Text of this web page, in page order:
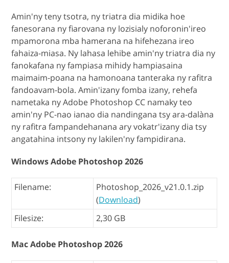
Amin'ny teny tsotra, ny triatra dia midika hoe
fanesorana ny fiarovana ny lozisialy noforonin'ireo
mpamorona mba hamerana na hifehezana ireo
fahaiza-miasa. Ny lahasa lehibe amin'ny triatra dia ny
fanokafana ny fampiasa mihidy hampiasaina
maimaim-poana na hamonoana tanteraka ny rafitra
fandoavam-bola. Amin'izany fomba izany, rehefa
nametaka ny Adobe Photoshop CC namaky teo
amin'ny PC-nao ianao dia nandingana tsy ara-dalàna
ny rafitra fampandehanana ary vokatr'izany dia tsy
angatahina intsony ny lakilen'ny fampidirana.
Windows Adobe Photoshop 2026
Filename:
Photoshop_2026_v21.0.1.zip
(Download)
Filesize:
2,30 GB
Mac Adobe Photoshop 2026